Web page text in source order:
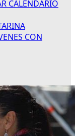
CALENDARIO
CON